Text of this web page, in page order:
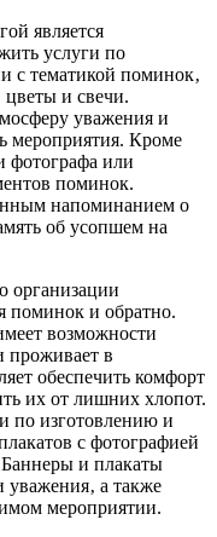
является
услуги по
с тематикой поминок‚
цветы и свечи.
уважения и
мероприятия. Кроме
фотографа или
поминок.
напоминанием о
об усопшем на
организации
поминок и обратно.
возможности
проживает в
обеспечить комфорт
их от лишних хлопот.
по изготовлению и
с фотографией
и плакаты
уважения‚ а также
мероприятии.